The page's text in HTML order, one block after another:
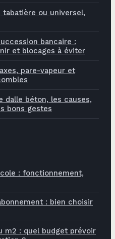
tabatière ou universel,
bancaire :
et blocages à éviter
pare-vapeur et
dalle béton, les causes,
bons gestes
: fonctionnement,
: bien choisir
m2 : quel budget prévoir